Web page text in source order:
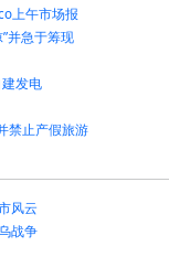
上午市场报
并急于筹现
发电
禁止产假旅游
风云
战争